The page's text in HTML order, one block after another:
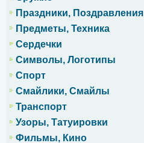
Праздники, Поздравления
Предметы, Техника
Сердечки
Символы, Логотипы
Спорт
Смайлики, Смайлы
Транспорт
Узоры, Татуировки
Фильмы, Кино